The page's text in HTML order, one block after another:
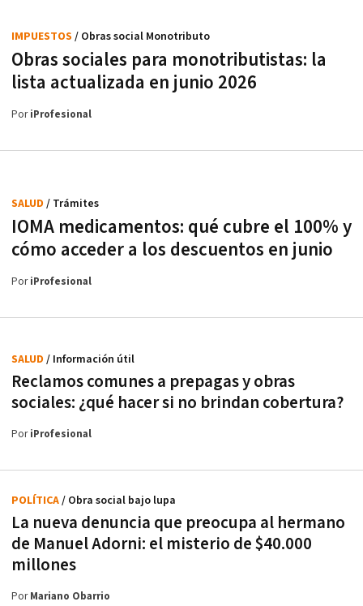
Obras sociales para monotributistas: la
lista actualizada en junio 2026
IMPUESTOS / Obras social Monotributo
PoriProfesional
IOMA medicamentos: qué cubre el 100% y
cómo acceder a los descuentos en junio
SALUD / Trámites
PoriProfesional
Reclamos comunes a prepagas y obras
sociales: ¿qué hacer si no brindan cobertura?
SALUD / Información útil
PoriProfesional
La nueva denuncia que preocupa al hermano
de Manuel Adorni: el misterio de $40.000
millones
POLÍTICA/ Obra social bajo lupa
PorMariano Obarrio